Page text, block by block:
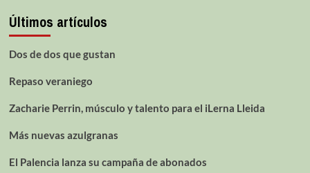
Últimos artículos
Dos de dos que gustan
Repaso veraniego
Zacharie Perrin, músculo y talento para el iLerna Lleida
Más nuevas azulgranas
El Palencia lanza su campaña de abonados